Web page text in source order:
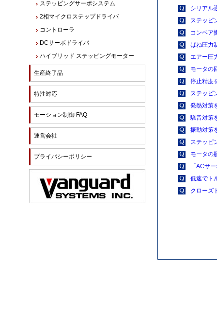
シリアル
ステッピ
コンベア
ばね圧力
エアー圧
モータの
停止精度
ステッピ
発熱対策
騒音対策
振動対策
ステッピ
モータの
「ACサ
低速でト
クローズ
ステッピングサーボシステム
2相マイクロステップドライバ
コントローラ
DCサーボドライバ
ハイブリッド ステッピングモーター
生産終了品
特注対応
モーション制御 FAQ
運営会社
プライバシーポリシー